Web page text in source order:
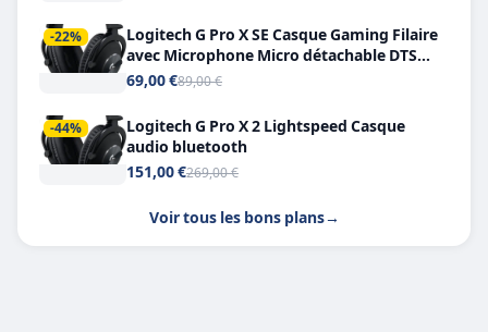
-22%
Logitech G Pro X SE Casque Gaming Filaire
avec Microphone Micro détachable DTS
Headphone X 7.1
69,00 €89,00 €
-44%
Logitech G Pro X 2 Lightspeed Casque
audio bluetooth
151,00 €269,00 €
Voir tous les bons plans→